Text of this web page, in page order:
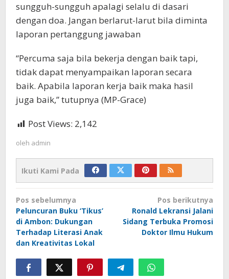
sungguh-sungguh apalagi selalu di dasari
dengan doa. Jangan berlarut-larut bila diminta
laporan pertanggung jawaban
“Percuma saja bila bekerja dengan baik tapi,
tidak dapat menyampaikan laporan secara
baik. Apabila laporan kerja baik maka hasil
juga baik,” tutupnya (MP-Grace)
Post Views: 2,142
oleh admin
Ikuti Kami Pada
Navigasi
pos
Pos sebelumnya
Peluncuran Buku ‘Tikus’
di Ambon: Dukungan
Terhadap Literasi Anak
dan Kreativitas Lokal
Pos berikutnya
Ronald Lekransi Jalani
Sidang Terbuka Promosi
Doktor Ilmu Hukum